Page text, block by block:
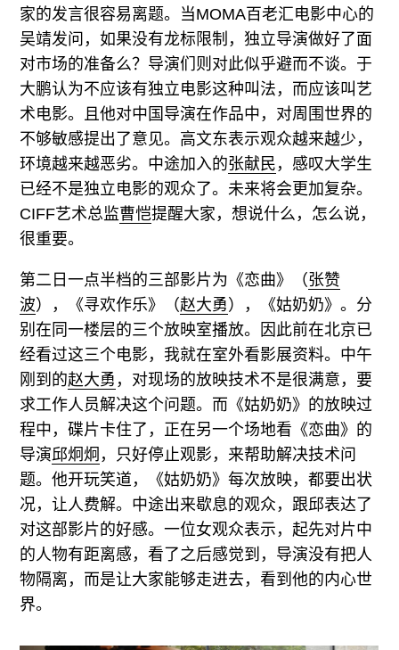
家的发言很容易离题。当MOMA百老汇电影中心的
吴靖发问，如果没有龙标限制，独立导演做好了面
对市场的准备么？导演们则对此似乎避而不谈。于
大鹏认为不应该有独立电影这种叫法，而应该叫艺
术电影。且他对中国导演在作品中，对周围世界的
不够敏感提出了意见。高文东表示观众越来越少，
环境越来越恶劣。中途加入的张献民 ，感叹大学生
已经不是独立电影的观众了。未来将会更加复杂。
CIFF艺术总监曹恺提醒大家，想说什么，怎么说，
很重要。
第二日一点半档的三部影片为《恋曲》（张赞
波），《寻欢作乐》（赵大勇 ），《姑奶奶》。分
别在同一楼层的三个放映室播放。因此前在北京已
经看过这三个电影，我就在室外看影展资料。中午
刚到的赵大勇 ，对现场的放映技术不是很满意，要
求工作人员解决这个问题。而《姑奶奶》的放映过
程中，碟片卡住了，正在另一个场地看《恋曲》的
导演邱炯炯 ，只好停止观影，来帮助解决技术问
题。他开玩笑道，《姑奶奶》每次放映，都要出状
况，让人费解。中途出来歇息的观众，跟邱表达了
对这部影片的好感。一位女观众表示，起先对片中
的人物有距离感，看了之后感觉到，导演没有把人
物隔离，而是让大家能够走进去，看到他的内心世
界。